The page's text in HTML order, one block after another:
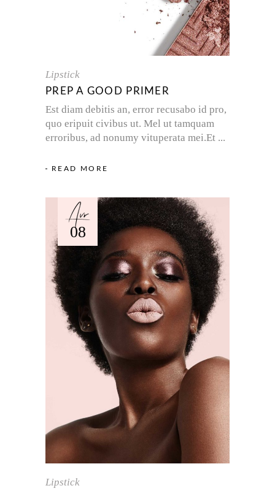
Lipstick
PREP A GOOD PRIMER
Est diam debitis an, error recusabo id pro,
quo eripuit civibus ut. Mel ut tamquam
erroribus, ad nonumy vituperata mei.Et
READ MORE
Avr
08
Lipstick